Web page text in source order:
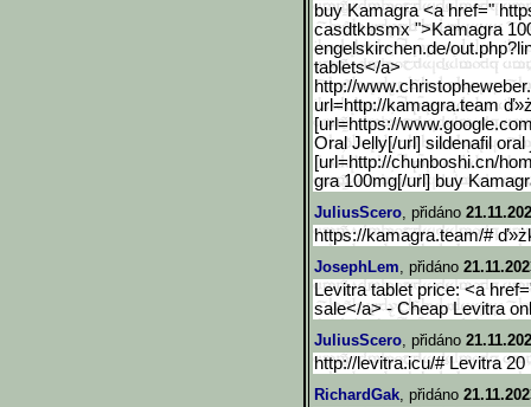
buy Kamagra <a href="
casdtkbsmx ">Kamagra
engelskirchen.de/
tablets</a>
http://www.christophewebe
url=http://kamagra.team
[url=https://www.google.c
Oral Jelly[/url] sildenafil
[url=http://chunboshi.cn/
gra 100mg[/url] buy
JuliusScero, přidáno
https://kamagra.team/#
JosephLem, přidáno
Levitra tablet price: <a
sale</a> - Cheap Levitra
JuliusScero, přidáno
http://levitra.icu/# Levitra 20
RichardGak, přidáno